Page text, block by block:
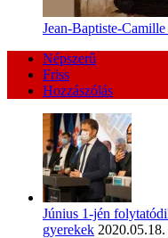
Jean-Baptiste-
Népszerű
Friss
Hozzászólás
Június 1-jén
gyerekek 2020.05.18.